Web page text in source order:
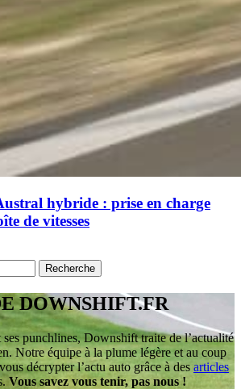
hybride : prise en charge
de vitesses
DOWNSHIFT.FR
punchlines, Downshift traite de l’actualité
Notre équipe à la plume légère et au coup
décrypter l’actu auto grâce à des articles
Vous savez vous tenir, pas nous !